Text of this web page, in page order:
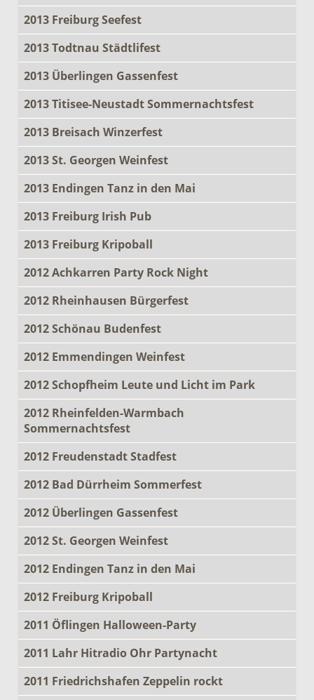
2013 Freiburg Seefest
2013 Todtnau Städtlifest
2013 Überlingen Gassenfest
2013 Titisee-Neustadt Sommernachtsfest
2013 Breisach Winzerfest
2013 St. Georgen Weinfest
2013 Endingen Tanz in den Mai
2013 Freiburg Irish Pub
2013 Freiburg Kripoball
2012 Achkarren Party Rock Night
2012 Rheinhausen Bürgerfest
2012 Schönau Budenfest
2012 Emmendingen Weinfest
2012 Schopfheim Leute und Licht im Park
2012 Rheinfelden-Warmbach
Sommernachtsfest
2012 Freudenstadt Stadfest
2012 Bad Dürrheim Sommerfest
2012 Überlingen Gassenfest
2012 St. Georgen Weinfest
2012 Endingen Tanz in den Mai
2012 Freiburg Kripoball
2011 Öflingen Halloween-Party
2011 Lahr Hitradio Ohr Partynacht
2011 Friedrichshafen Zeppelin rockt